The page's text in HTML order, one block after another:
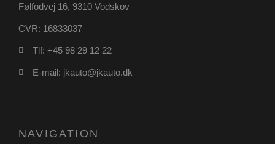
Følfodvej 16, 9310 Vodskov
CVR: 16833037
Tlf: +45 98 29 12 22
E-mail: jkauto@jkauto.dk
NAVIGATION
Absolut nødvendige cookies muliggør
såsom brugerlogin og kontoadministration.
absolut nødvendige cookies.
Navn